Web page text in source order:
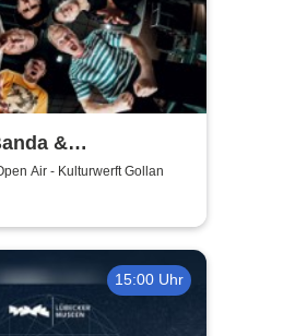
&
Air - Kulturwerft Gollan
15:00 Uhr